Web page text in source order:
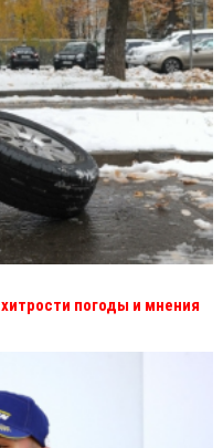
хитрости погоды и мнения